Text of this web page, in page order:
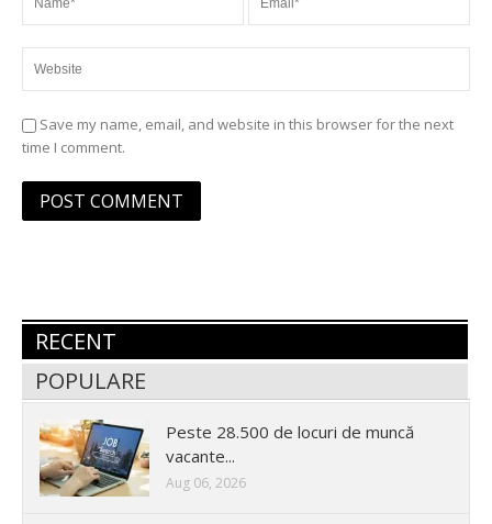
Save my name, email, and website in this browser for the next
time I comment.
RECENT
POPULARE
Peste 28.500 de locuri de muncă
vacante...
Aug 06, 2026